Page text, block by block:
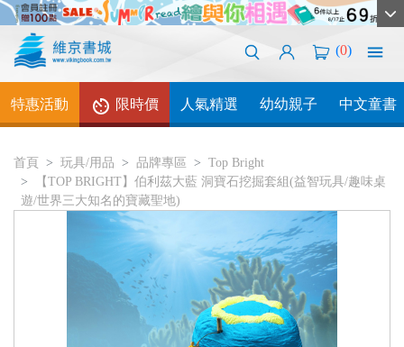
(0)
特惠活動 限時價 人氣精選 幼幼親子 中文童書
首頁 玩具/用品 品牌專區
Top Bright
【TOP BRIGHT】伯利茲大藍 洞寶石挖掘套組(益智玩具/趣味桌
遊/世界三大知名的寶藏聖地)